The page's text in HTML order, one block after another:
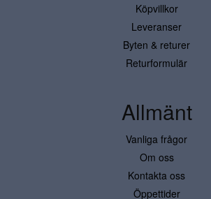
Köpvillkor
Leveranser
Byten & returer
Returformulär
Allmänt
Vanliga frågor
Om oss
Kontakta oss
Öppettider